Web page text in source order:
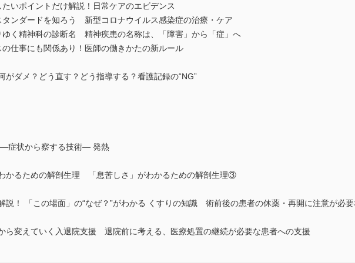
いポイントだけ解説！日常ケアのエビデンス
タンダードを知ろう 新型コロナウイルス感染症の治療・ケア
ゆく精神科の診断名 精神疾患の名称は、「障害」から「症」へ
の仕事にも関係あり！医師の働きかたの新ルール
がダメ？どう直す？どう指導する？看護記録の“NG”
症状から察する技術― 発熱
かるための解剖生理 「息苦しさ」がわかるための解剖生理③
説！ 「この場面」の“なぜ？”がわかる くすりの知識 術前後の患者の休薬・再開に注意が必
ら変えていく入退院支援 退院前に考える、医療処置の継続が必要な患者への支援